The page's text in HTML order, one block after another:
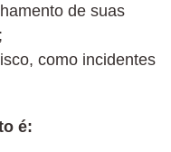
de suas
como incidentes
é: